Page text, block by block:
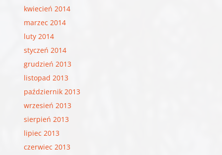
kwiecień 2014
marzec 2014
luty 2014
styczeń 2014
grudzień 2013
listopad 2013
październik 2013
wrzesień 2013
sierpień 2013
lipiec 2013
czerwiec 2013